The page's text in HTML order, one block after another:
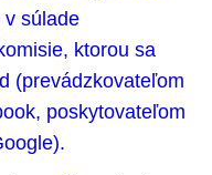
v súlade
ktorou sa
(prevádzkovateľom
poskytovateľom